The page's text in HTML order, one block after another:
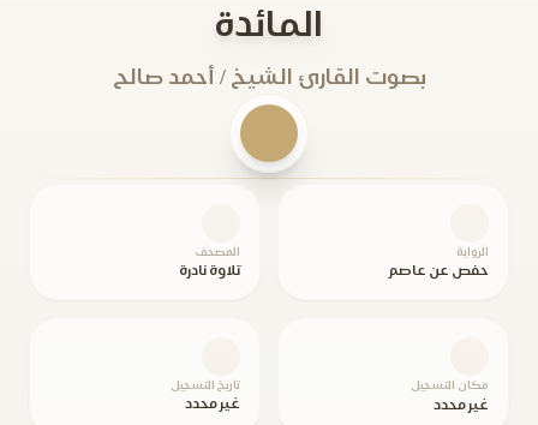
المائدة
بصوت القارئ الشيخ / أحمد صالح
الرواية
حفص عن عاصم
المصحف
تلاوة نادرة
مكان التسجيل
غير محدد
تاريخ التسجيل
غير محدد